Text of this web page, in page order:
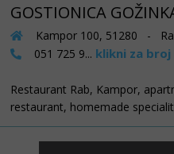
GOSTIONICA
Kampor 100, 51280 -
051 725 9... klikni za broj
Restaurant Rab, Kampor,
restaurant, homemade